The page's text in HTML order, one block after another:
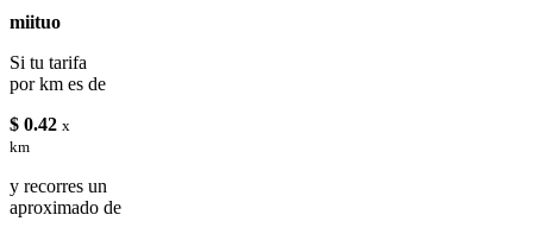
miituo
Si tu tarifa
por km es de
$ 0.42 x
km
y recorres un
aproximado de